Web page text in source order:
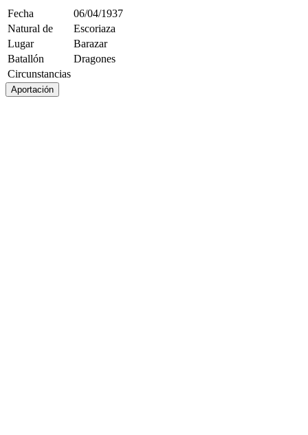
Fecha
06/04/1937
Natural de
Escoriaza
Lugar
Barazar
Batallón
Dragones
Circunstancias